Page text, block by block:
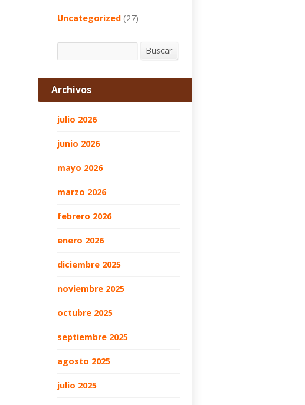
Uncategorized (27)
Buscar
Archivos
julio 2026
junio 2026
mayo 2026
marzo 2026
febrero 2026
enero 2026
diciembre 2025
noviembre 2025
octubre 2025
septiembre 2025
agosto 2025
julio 2025